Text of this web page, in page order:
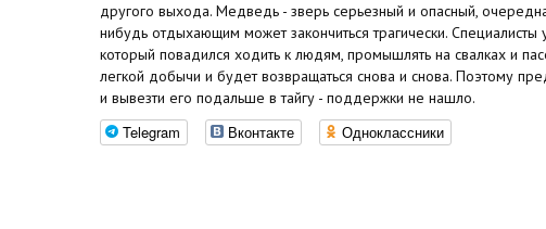
другого выхода. Медведь - зверь серьезный и опасный,
нибудь отдыхающим может закончиться трагически. Специалисты
который повадился ходить к людям, промышлять на свалках и
легкой добычи и будет возвращаться снова и снова. Поэтому
и вывезти его подальше в тайгу - поддержки не нашло.
Telegram Вконтакте Одноклассники